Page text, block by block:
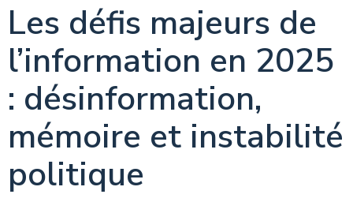
Les défis majeurs de
l’information en 2025
: désinformation,
mémoire et instabilité
politique